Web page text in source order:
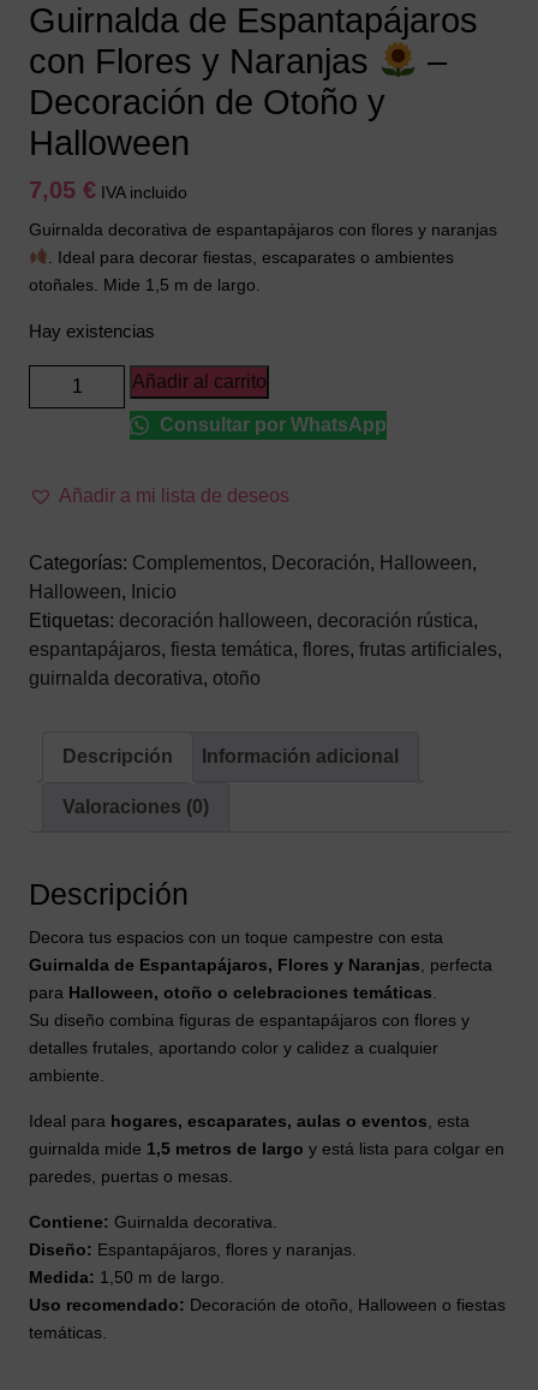
Guirnalda de Espantapájaros
con Flores y Naranjas
–
Decoración de Otoño y
Halloween
7,05 € IVA incluido
Guirnalda decorativa de espantapájaros con flores y naranjas
. Ideal para decorar fiestas, escaparates o ambientes
otoñales. Mide 1,5 m de largo.
Hay existencias
Guirnalda
de
Espantapájaros
Flores
Naranjas
–
Decoración
Otoño
Halloween
Añadir al carrito
Consultar por WhatsApp
Añadir a mi lista de deseos
Categorías: Complementos, Decoración, Halloween,
Halloween, Inicio
Etiquetas: decoración halloween, decoración rústica,
espantapájaros, fiesta temática, flores, frutas artificiales,
guirnalda decorativa, otoño
Descripción Información adicional
Valoraciones (0)
Descripción
Decora tus espacios con un toque campestre con esta
Guirnalda de Espantapájaros, Flores y Naranjas , perfecta
para Halloween, otoño o celebraciones temáticas
Su diseño combina figuras de espantapájaros con flores y
detalles frutales, aportando color y calidez a cualquier
ambiente.
Ideal para hogares, escaparates, aulas o eventos , esta
guirnalda mide 1,5 metros de largo y está lista para colgar en
paredes, puertas o mesas.
Contiene: Guirnalda decorativa.
Diseño: Espantapájaros, flores y naranjas.
Medida: 1,50 m de largo.
Uso recomendado: Decoración de otoño, Halloween o fiestas
temáticas.